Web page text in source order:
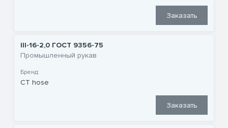
Заказать
III-16-2,0 ГОСТ 9356-75
Промышленный рукав
Бренд:
CT hose
Заказать